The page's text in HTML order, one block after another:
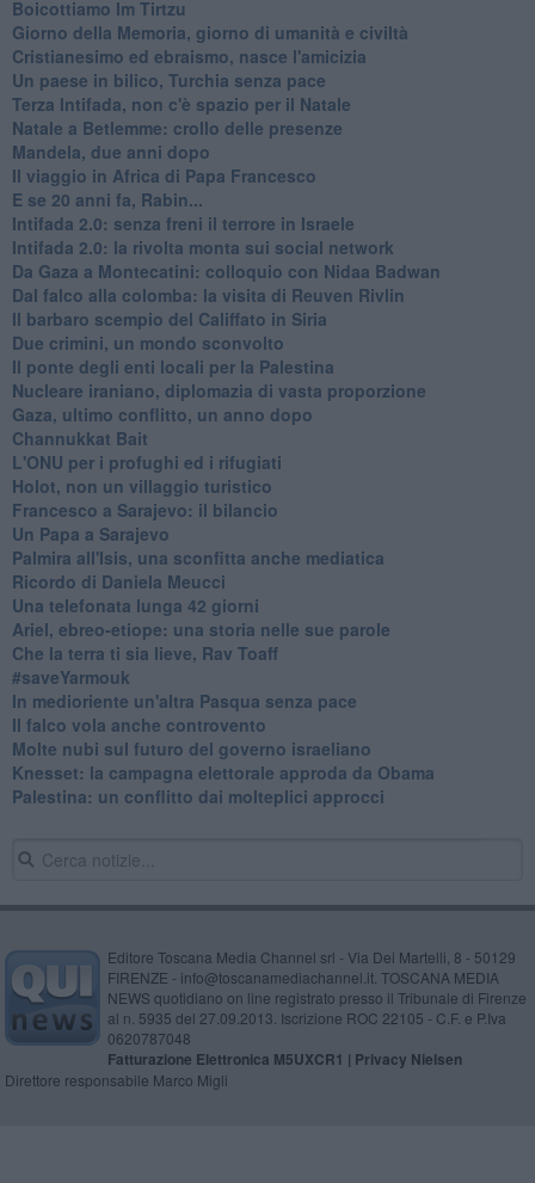
Boicottiamo Im Tirtzu
Giorno della Memoria, giorno di umanità e civiltà
Cristianesimo ed ebraismo, nasce l'amicizia
Un paese in bilico, Turchia senza pace
Terza Intifada, non c'è spazio per il Natale
Natale a Betlemme: crollo delle presenze
Mandela, due anni dopo
Il viaggio in Africa di Papa Francesco
E se 20 anni fa, Rabin...
Intifada 2.0: senza freni il terrore in Israele
Intifada 2.0: la rivolta monta sui social network
Da Gaza a Montecatini: colloquio con Nidaa Badwan
Dal falco alla colomba: la visita di Reuven Rivlin
Il barbaro scempio del Califfato in Siria
Due crimini, un mondo sconvolto
Il ponte degli enti locali per la Palestina
Nucleare iraniano, diplomazia di vasta proporzione
Gaza, ultimo conflitto, un anno dopo
Channukkat Bait
L'ONU per i profughi ed i rifugiati
Holot, non un villaggio turistico
Francesco a Sarajevo: il bilancio
Un Papa a Sarajevo
Palmira all'Isis, una sconfitta anche mediatica
Ricordo di Daniela Meucci
​Una telefonata lunga 42 giorni
​Ariel, ebreo-etiope: una storia nelle sue parole
Che la terra ti sia lieve, Rav Toaff
​#saveYarmouk
​In medioriente un'altra Pasqua senza pace
​Il falco vola anche controvento
Molte nubi sul futuro del governo israeliano
Knesset: la campagna elettorale approda da Obama
Palestina: un conflitto dai molteplici approcci
Editore Toscana Media Channel srl - Via Dei Martelli, 8 - 50129
FIRENZE - info@toscanamediachannel.it. TOSCANA MEDIA
NEWS quotidiano on line registrato presso il Tribunale di Firenze
al n. 5935 del 27.09.2013. Iscrizione ROC 22105 - C.F. e P.Iva
0620787048
Fatturazione Elettronica M5UXCR1 | Privacy Nielsen
Direttore responsabile Marco Migli